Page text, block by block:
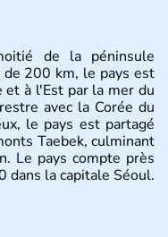
de la péninsule
de 200 km, le pays est
et à l'Est par la mer du
avec la Corée du
le pays est partagé
Taebek, culminant
Le pays compte près
la capitale Séoul.